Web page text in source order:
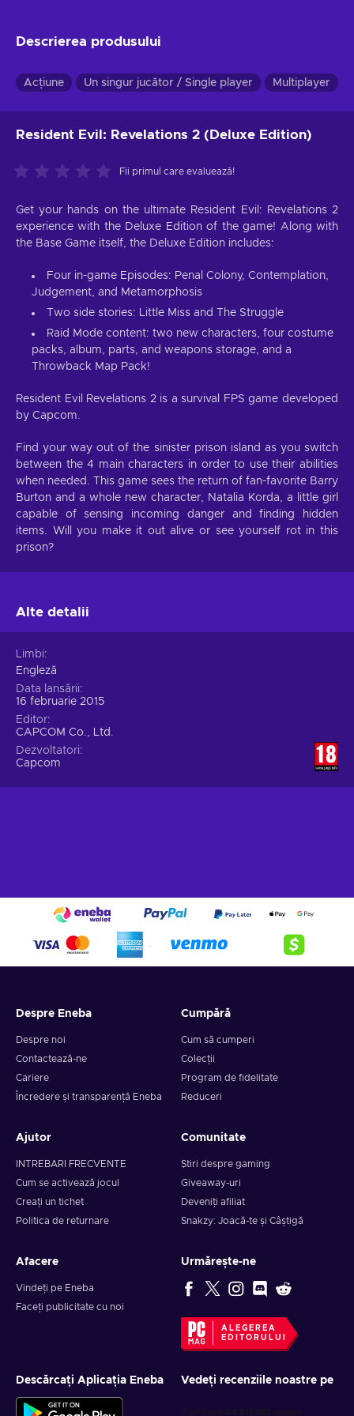
Descrierea produsului
Acțiune Un singur jucător / Single player Multiplayer
Resident Evil: Revelations 2 (Deluxe Edition)
Fii primul care evaluează!
Get your hands on the ultimate Resident Evil: Revelations 2
experience with the Deluxe Edition of the game! Along with
the Base Game itself, the Deluxe Edition includes:
Four in-game Episodes: Penal Colony, Contemplation,
Judgement, and Metamorphosis
Two side stories: Little Miss and The Struggle
Raid Mode content: two new characters, four costume
packs, album, parts, and weapons storage, and a
Throwback Map Pack!
Resident Evil Revelations 2 is a survival FPS game developed
by Capcom.
Find your way out of the sinister prison island as you switch
between the 4 main characters in order to use their abilities
when needed. This game sees the return of fan-favorite Barry
Burton and a whole new character, Natalia Korda, a little girl
capable of sensing incoming danger and finding hidden
items. Will you make it out alive or see yourself rot in this
prison?
Alte detalii
Limbi
Engleză
Data lansării
16 februarie 2015
Editor
CAPCOM Co., Ltd.
Dezvoltatori
Capcom
Despre Eneba
Despre noi
Contactează-ne
Cariere
Încredere și transparență Eneba
Cumpără
Cum să cumperi
Colecții
Program de fidelitate
Reduceri
Ajutor
INTREBARI FRECVENTE
Cum se activează jocul
Creați un tichet
Politica de returnare
Comunitate
Știri despre gaming
Giveaway-uri
Deveniți afiliat
Snakzy: Joacă-te și Câștigă
Afacere
Vindeți pe Eneba
Faceți publicitate cu noi
Urmărește-ne
ALEGEREA
EDITORULUI
Descărcați Aplicația Eneba Vedeți recenziile noastre pe